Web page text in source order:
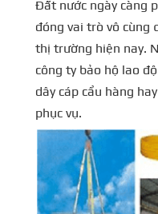
Đất nước ngày càng
đóng vai trò vô cùng
thị trường hiện nay.
công ty bảo hộ lao
dây cáp cẩu hàng
phục vụ.